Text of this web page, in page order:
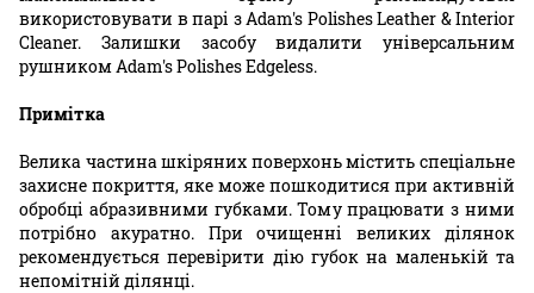
використовувати в парі з Adam's Polishes Leather & Interior
Cleaner. Залишки засобу видалити універсальним
рушником Adam's Polishes Edgeless.
Примітка
Велика частина шкіряних поверхонь містить спеціальне
захисне покриття, яке може пошкодитися при активній
обробці абразивними губками. Тому працювати з ними
потрібно акуратно. При очищенні великих ділянок
рекомендується перевірити дію губок на маленькій та
непомітній ділянці.